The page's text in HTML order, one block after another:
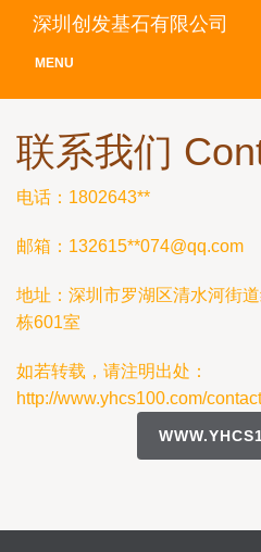
深圳创发基石有限公司
MENU
联系我们
电话：1802643**
邮箱：132615**074@qq.com
地址：深圳市罗湖区清水河街
栋601室
如若转载，请注明出处：
http://www.yhcs100.com/